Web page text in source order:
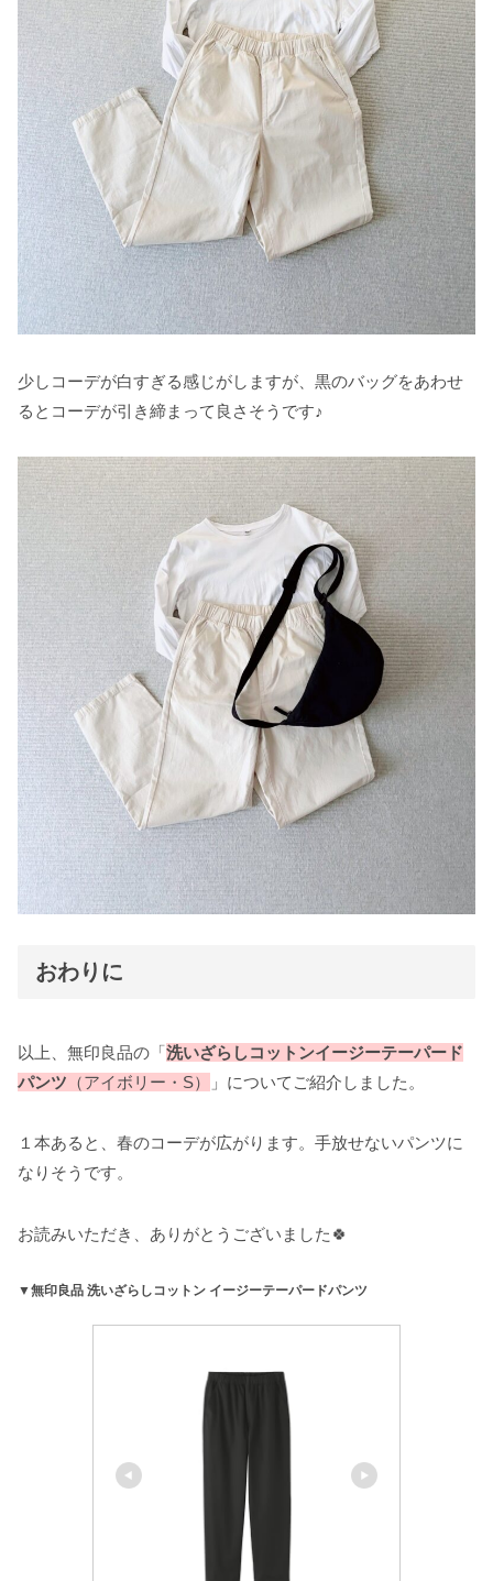
少しコーデが白すぎる感じがしますが、黒のバッグをあわせ
るとコーデが引き締まって良さそうです♪
おわりに
以上、無印良品の「洗いざらしコットンイージーテーパード
パンツ （アイボリー・S） 」についてご紹介しました。
１本あると、春のコーデが広がります。手放せないパンツに
なりそうです。
お読みいただき、ありがとうございました🍀
▼無印良品 洗いざらしコットン イージーテーパードパンツ